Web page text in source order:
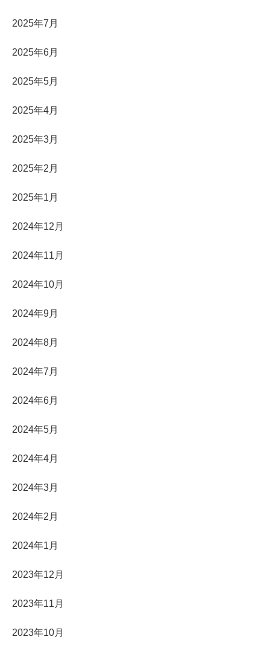
2025年7月
2025年6月
2025年5月
2025年4月
2025年3月
2025年2月
2025年1月
2024年12月
2024年11月
2024年10月
2024年9月
2024年8月
2024年7月
2024年6月
2024年5月
2024年4月
2024年3月
2024年2月
2024年1月
2023年12月
2023年11月
2023年10月